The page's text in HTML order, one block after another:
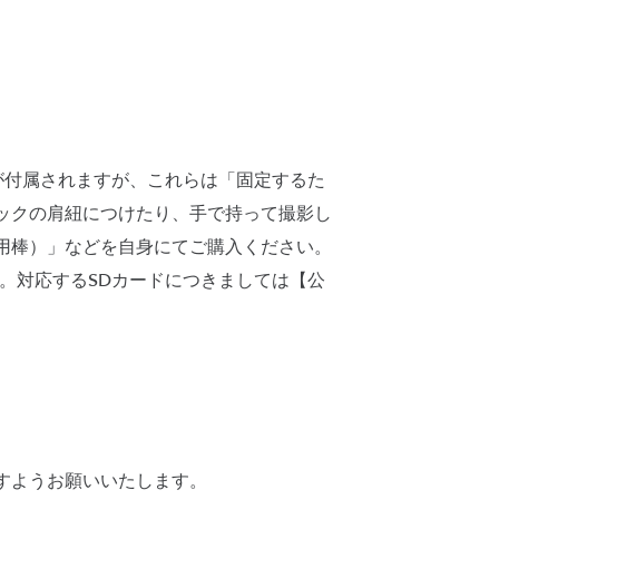
属されますが、これらは「固定するた
の肩紐につけたり、手で持って撮影し
）」などを自身にてご購入ください。
対応するSDカードにつきましては【公
うお願いいたします。